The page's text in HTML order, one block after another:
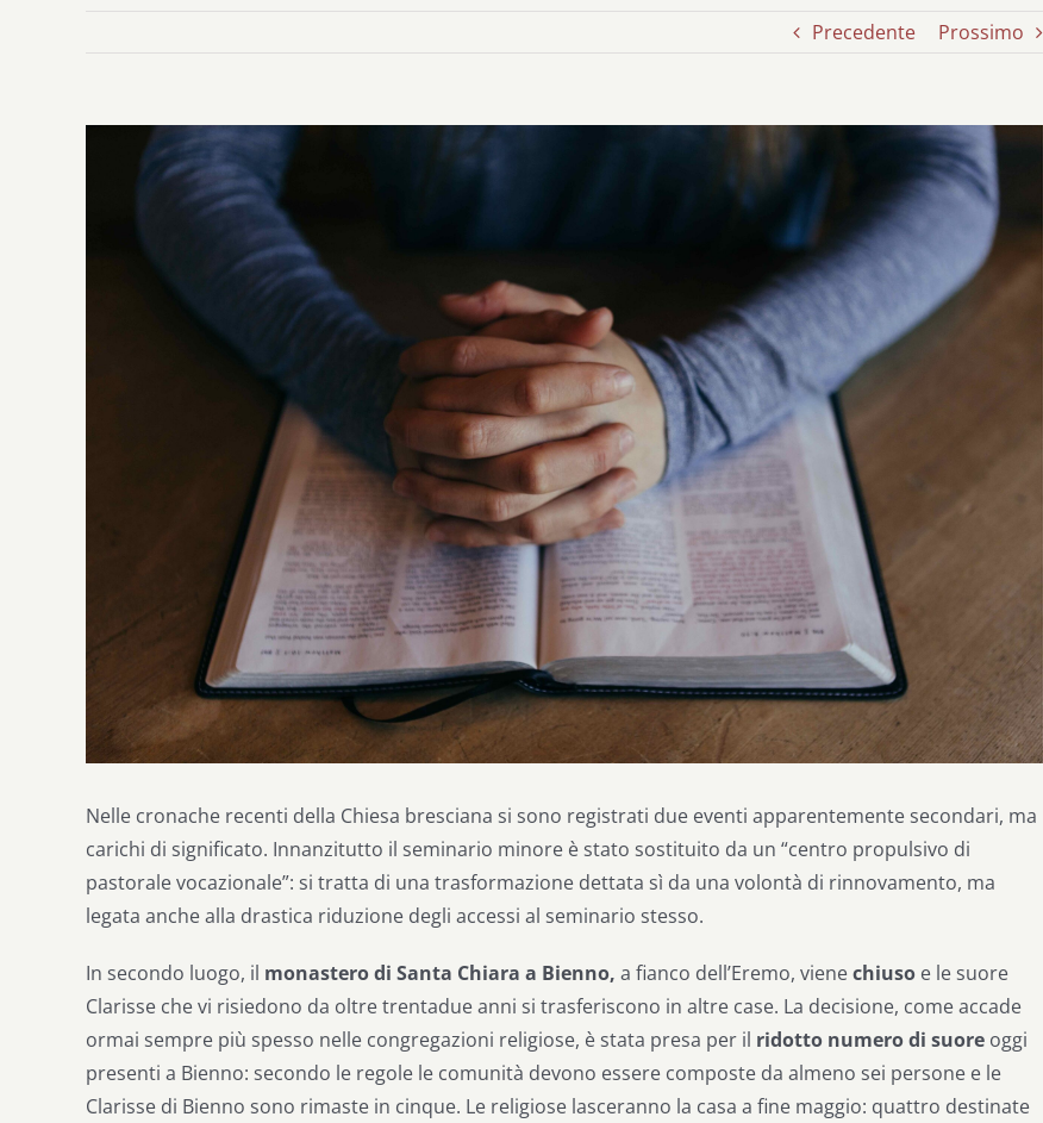
Precedente Prossimo
Ingrandisci
immagine
Nelle cronache recenti della Chiesa bresciana si sono registrati due eventi apparentemente secondari, ma
carichi di significato. Innanzitutto il seminario minore è stato sostituito da un “centro propulsivo di
pastorale vocazionale”: si tratta di una trasformazione dettata sì da una volontà di rinnovamento, ma
legata anche alla drastica riduzione degli accessi al seminario stesso.
In secondo luogo, il monastero di Santa Chiara a Bienno, a fianco dell’Eremo, vienechiuso e le suore
Clarisse che vi risiedono da oltre trentadue anni si trasferiscono in altre case. La decisione, come accade
ormai sempre più spesso nelle congregazioni religiose, è stata presa per il ridotto numero di suore oggi
presenti a Bienno: secondo le regole le comunità devono essere composte da almeno sei persone e le
Clarisse di Bienno sono rimaste in cinque. Le religiose lasceranno la casa a fine maggio: quattro destinate